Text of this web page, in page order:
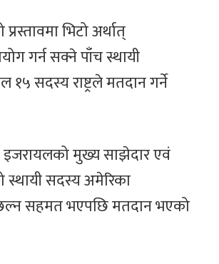
भिटो अर्थात्
गर्न सक्ने पाँच स्थायी
सदस्य राष्ट्रले मतदान गर्ने
इजरायलको मुख्य साझेदार एवं
स्थायी सदस्य अमेरिका
सहमत भएपछि मतदान भएको